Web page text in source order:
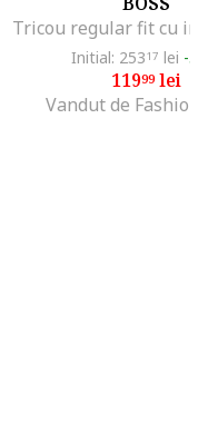
Initial: 25317 lei -
11999lei
Vandut de Fashion